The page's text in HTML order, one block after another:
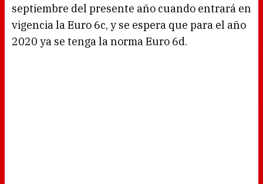
septiembre del presente año cuando entrará en
vigencia la Euro 6c, y se espera que para el año
2020 ya se tenga la norma Euro 6d.